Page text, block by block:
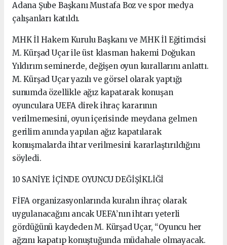
Adana Şube Başkanı Mustafa Boz ve spor medya
çalışanları katıldı.
MHK İl Hakem Kurulu Başkanı ve MHK İl Eğitimcisi
M. Kürşad Uçar ile üst klasman hakemi Doğukan
Yıldırım seminerde, değişen oyun kurallarını anlattı.
M. Kürşad Uçar yazılı ve görsel olarak yaptığı
sunumda özellikle ağız kapatarak konuşan
oyunculara UEFA direk ihraç kararının
verilmemesini, oyun içerisinde meydana gelmen
gerilim anında yapılan ağız kapatılarak
konuşmalarda ihtar verilmesini kararlaştırıldığını
söyledi.
10 SANİYE İÇİNDE OYUNCU DEĞİŞİKLİĞİ
FİFA organizasyonlarında kuralın ihraç olarak
uygulanacağını ancak UEFA’nın ihtarı yeterli
gördüğünü kaydeden M. Kürşad Uçar, “Oyuncu her
ağzını kapatıp konuştuğunda müdahale olmayacak.